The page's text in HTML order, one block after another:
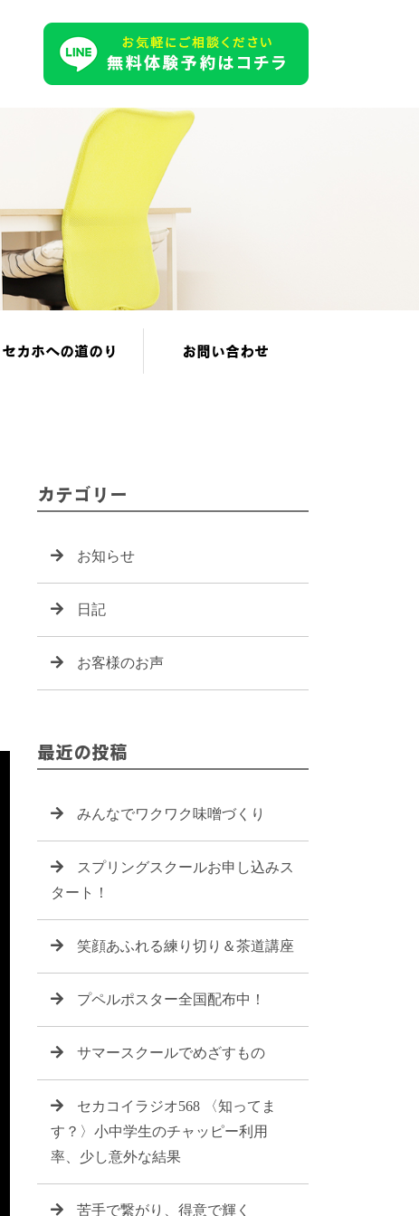
セカホへの道のり お問い合わせ
カテゴリー
お知らせ
日記
お客様のお声
最近の投稿
みんなでワクワク味噌づくり
スプリングスクールお申し込みス
タート！
笑顔あふれる練り切り＆茶道講座
プペルポスター全国配布中！
サマースクールでめざすもの
セカコイラジオ568 〈知ってま
す？〉小中学生のチャッピー利用
率、少し意外な結果
苦手で繋がり、得意で輝く